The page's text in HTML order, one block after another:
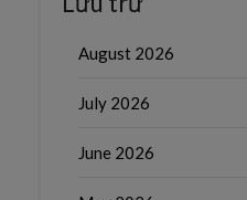
August 2026
July 2026
June 2026